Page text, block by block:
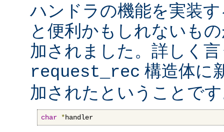
ハンドラの機能を実装
と便利かもしれないも
加されました。詳しく
request_rec 構造体に
加されたということで
char *handler